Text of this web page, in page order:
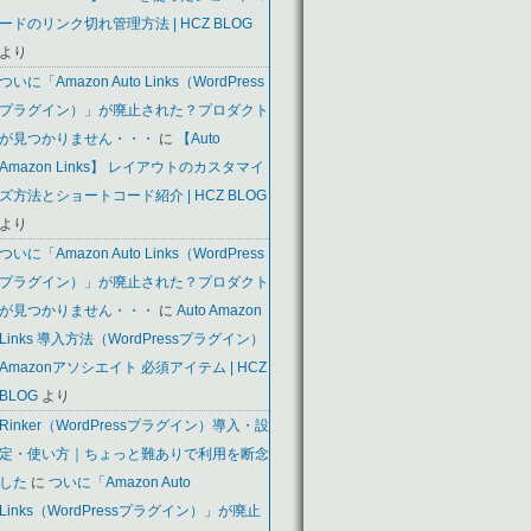
ードのリンク切れ管理方法 | HCZ BLOG
より
ついに「Amazon Auto Links（WordPress
プラグイン）」が廃止された？プロダクト
が見つかりません・・・
に
【Auto
Amazon Links】 レイアウトのカスタマイ
ズ方法とショートコード紹介 | HCZ BLOG
より
ついに「Amazon Auto Links（WordPress
プラグイン）」が廃止された？プロダクト
が見つかりません・・・
に Auto Amazon
Links 導入方法（WordPressプラグイン）
Amazonアソシエイト 必須アイテム | HCZ
BLOG より
Rinker（WordPressプラグイン）導入・設
定・使い方｜ちょっと難ありで利用を断念
した に ついに「Amazon Auto
Links（WordPressプラグイン）」が廃止